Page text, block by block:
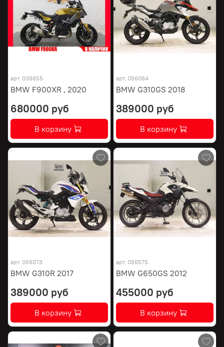
арт. 038655
BMW F900XR , 2020
680000 руб
В корзину
арт. 056064
BMW G310GS 2018
389000 руб
В корзину
арт. 056073
BMW G310R 2017
389000 руб
В корзину
арт. 056575
BMW G650GS 2012
455000 руб
В корзину